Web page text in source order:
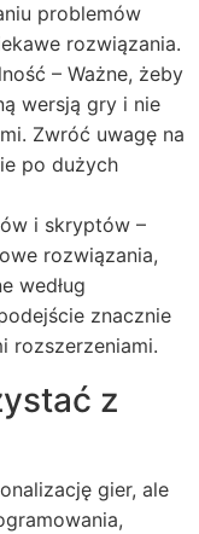
problemów
rozwiązania.
– Ważne, żeby
wersją gry i nie
Zwróć uwagę na
po dużych
i skryptów –
rozwiązania,
według
znacznie
rozszerzeniami.
z
gier, ale